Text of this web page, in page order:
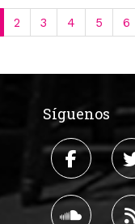
2 3 4 5 6
Síguenos